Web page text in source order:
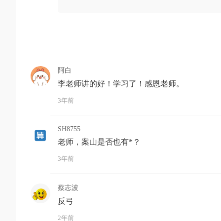
阿白
李老师讲的好！学习了！感恩老师。
3年前
SH8755
老师，案山是否也有*？
3年前
蔡志波
反弓
2年前